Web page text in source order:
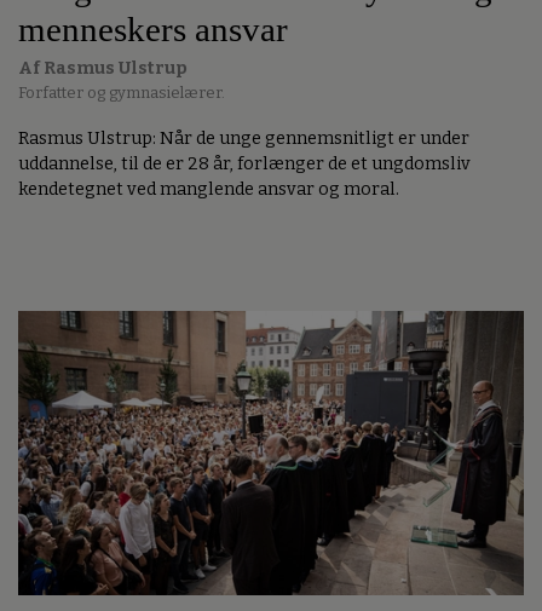
menneskers ansvar
Af Rasmus Ulstrup
Forfatter og gymnasielærer.
Rasmus Ulstrup: Når de unge gennemsnitligt er under
uddannelse, til de er 28 år, forlænger de et ungdomsliv
kendetegnet ved manglende ansvar og moral.